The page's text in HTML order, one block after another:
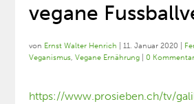
vegane
von Ernst Walter Henrich |11. Januar 2020
Veganismus,Vegane Ernährung |0
https://www.prosieben.ch/tv/